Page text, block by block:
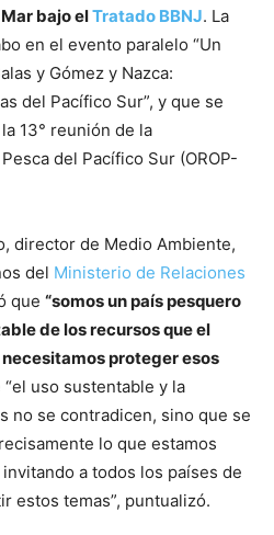
bajo elTratado BBNJ. La
en el evento paralelo “Un
y Gómez y Nazca:
del Pacífico Sur”, y que se
13° reunión de la
del Pacífico Sur (OROP-
director de Medio Ambiente,
del Ministerio de Relaciones
que “somos un país pesquero
de los recursos que el
proteger esos
uso sustentable y la
no se contradicen, sino que se
lo que estamos
a todos los países de
estos temas”, puntualizó.